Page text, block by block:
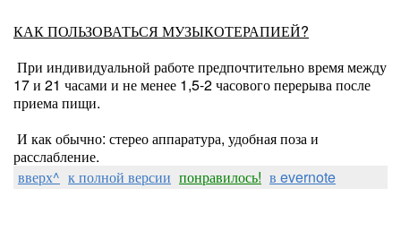
КАК ПОЛЬЗОВАТЬСЯ МУЗЫКОТЕРАПИЕЙ?
При индивидуальной работе предпочтительно время между
17 и 21 часами и не менее 1,5-2 часового перерыва после
приема пищи.
И как обычно: стерео аппаратура, удобная поза и
расслабление.
вверх^ к полной версии понравилось! в evernote